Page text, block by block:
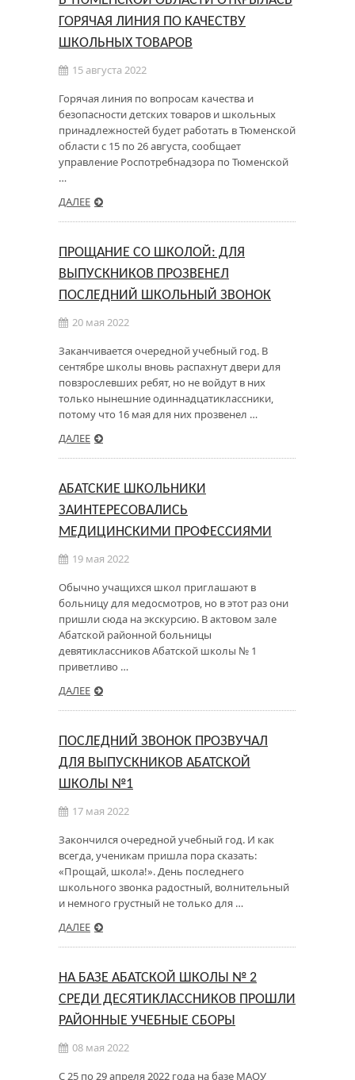
ГОРЯЧАЯ ЛИНИЯ ПО КАЧЕСТВУ
ШКОЛЬНЫХ ТОВАРОВ
15 августа 2022
Горячая линия по вопросам качества и
безопасности детских товаров и школьных
принадлежностей будет работать в Тюменской
области с 15 по 26 августа, сообщает
управление Роспотребнадзора по Тюменской
…
ДАЛЕЕ
ПРОЩАНИЕ СО ШКОЛОЙ: ДЛЯ
ВЫПУСКНИКОВ ПРОЗВЕНЕЛ
ПОСЛЕДНИЙ ШКОЛЬНЫЙ ЗВОНОК
20 мая 2022
Заканчивается очередной учебный год. В
сентябре школы вновь распахнут двери для
повзрослевших ребят, но не войдут в них
только нынешние одиннадцатиклассники,
потому что 16 мая для них прозвенел …
ДАЛЕЕ
АБАТСКИЕ ШКОЛЬНИКИ
ЗАИНТЕРЕСОВАЛИСЬ
МЕДИЦИНСКИМИ ПРОФЕССИЯМИ
19 мая 2022
Обычно учащихся школ приглашают в
больницу для медосмотров, но в этот раз они
пришли сюда на экскурсию. В актовом зале
Абатской районной больницы
девятиклассников Абатской школы № 1
приветливо …
ДАЛЕЕ
ПОСЛЕДНИЙ ЗВОНОК ПРОЗВУЧАЛ
ДЛЯ ВЫПУСКНИКОВ АБАТСКОЙ
ШКОЛЫ №1
17 мая 2022
Закончился очередной учебный год. И как
всегда, ученикам пришла пора сказать:
«Прощай, школа!». День последнего
школьного звонка радостный, волнительный
и немного грустный не только для …
ДАЛЕЕ
НА БАЗЕ АБАТСКОЙ ШКОЛЫ № 2
СРЕДИ ДЕСЯТИКЛАССНИКОВ ПРОШЛИ
РАЙОННЫЕ УЧЕБНЫЕ СБОРЫ
08 мая 2022
С 25 по 29 апреля 2022 года на базе МАОУ